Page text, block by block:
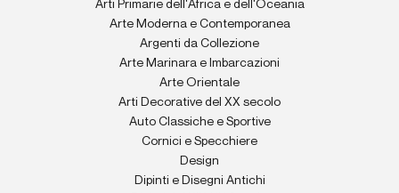
Arti Primarie dell'Africa e dell'Oceania
Arte Moderna e Contemporanea
Argenti da Collezione
Arte Marinara e Imbarcazioni
Arte Orientale
Arti Decorative del XX secolo
Auto Classiche e Sportive
Cornici e Specchiere
Design
Dipinti e Disegni Antichi